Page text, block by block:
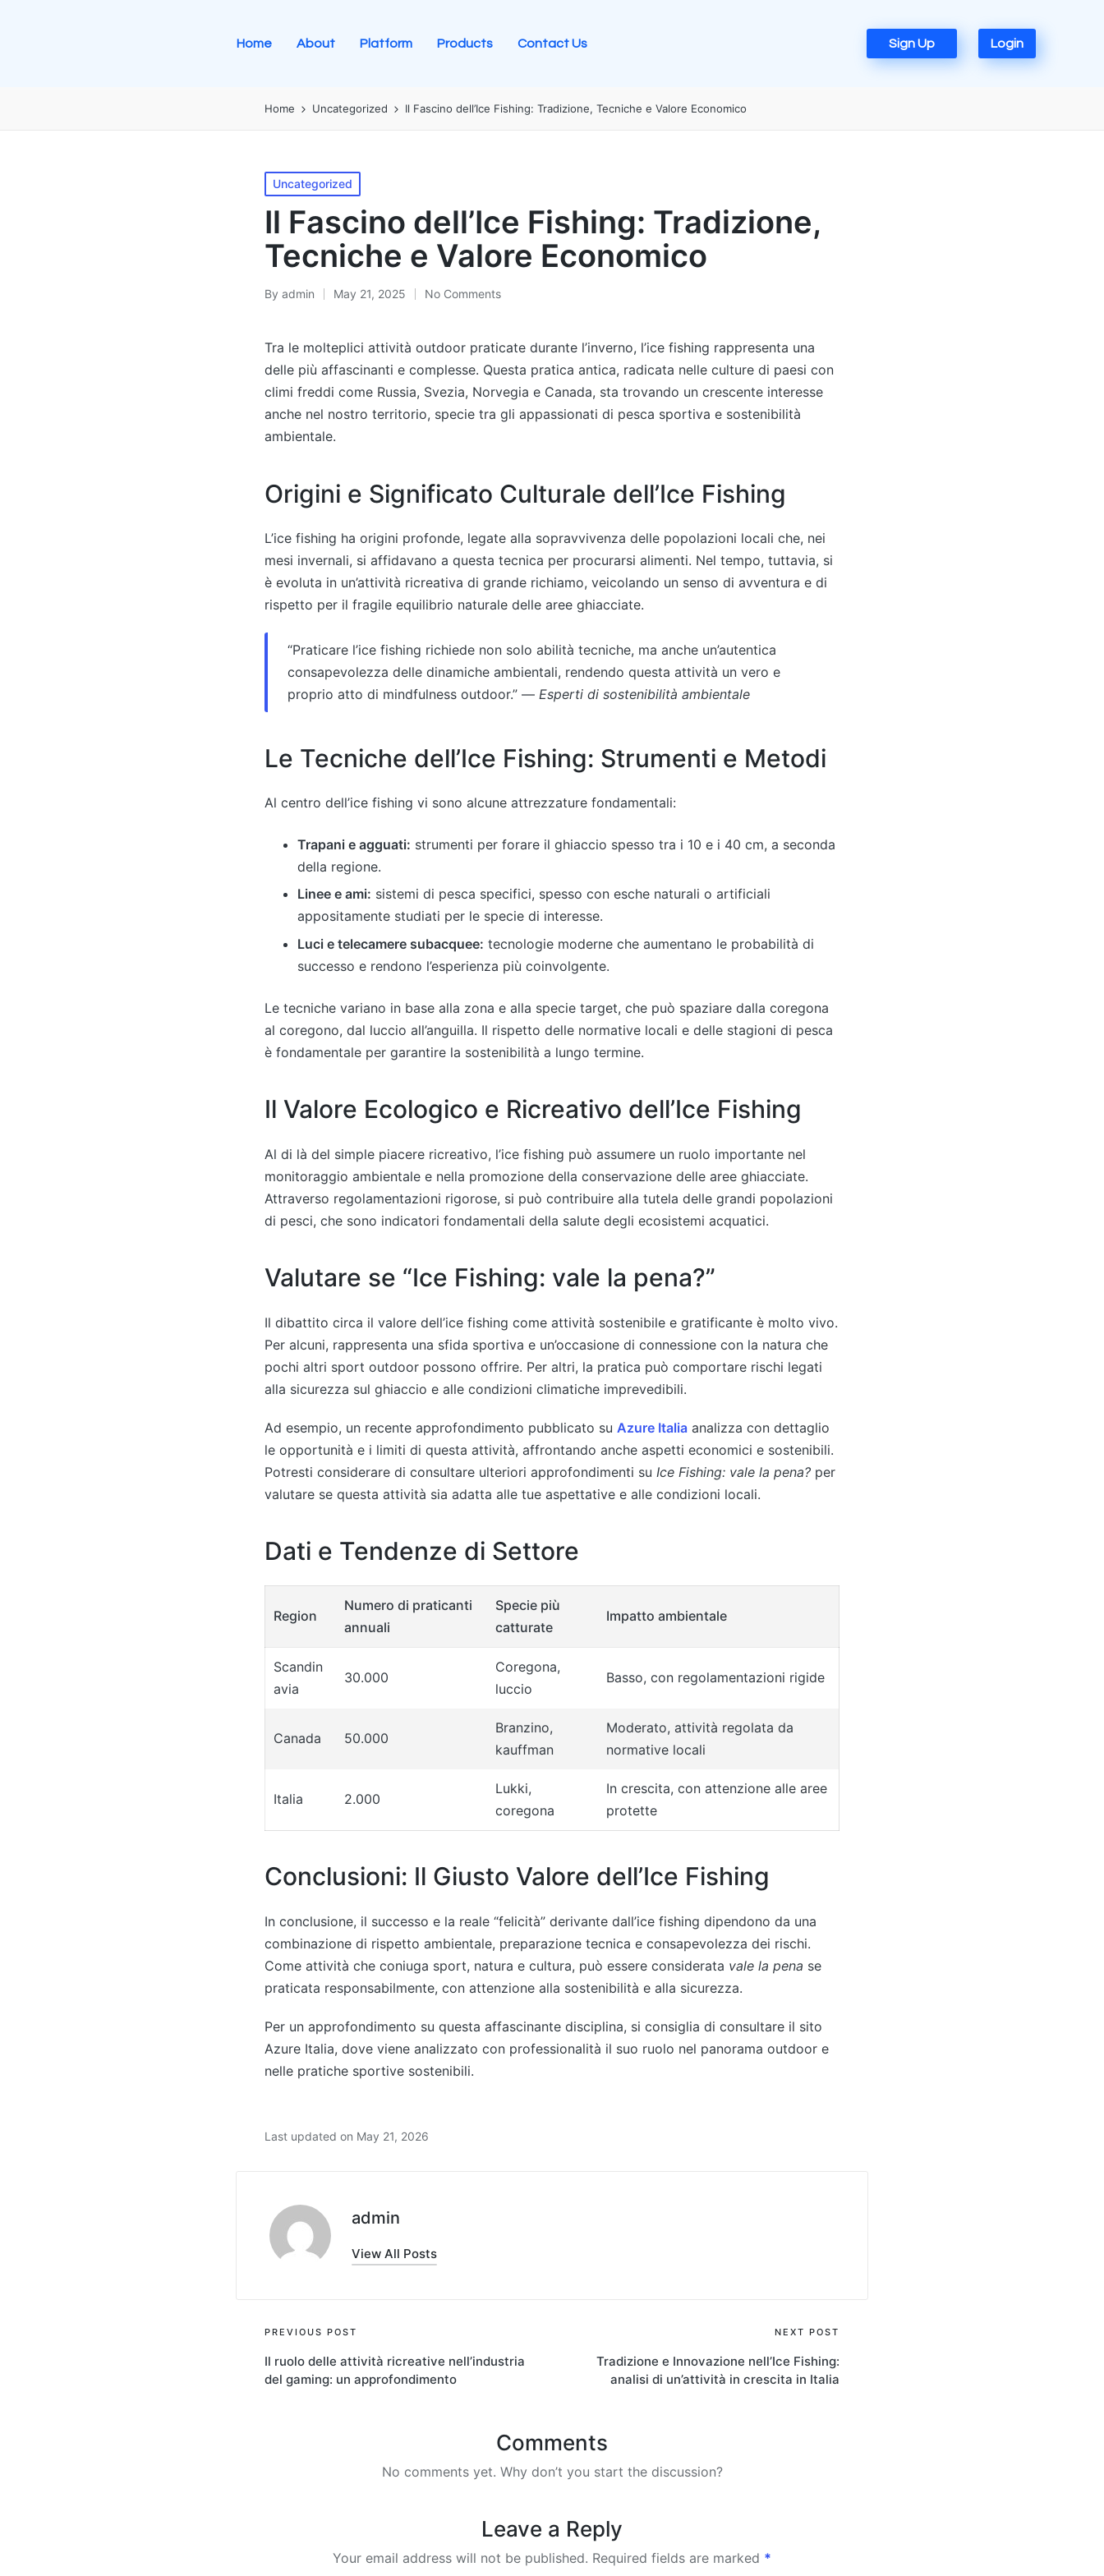
Home About Platform Products Contact Us Sign Up Login
Home Uncategorized Il Fascino dell’Ice Fishing: Tradizione, Tecniche e Valore Economico
Uncategorized
Il Fascino dell’Ice Fishing: Tradizione,
Tecniche e Valore Economico
By admin May 21, 2025 No Comments
Tra le molteplici attività outdoor praticate durante l’inverno, l’ice fishing rappresenta una
delle più affascinanti e complesse. Questa pratica antica, radicata nelle culture di paesi con
climi freddi come Russia, Svezia, Norvegia e Canada, sta trovando un crescente interesse
anche nel nostro territorio, specie tra gli appassionati di pesca sportiva e sostenibilità
ambientale.
Origini e Significato Culturale dell’Ice Fishing
L’ice fishing ha origini profonde, legate alla sopravvivenza delle popolazioni locali che, nei
mesi invernali, si affidavano a questa tecnica per procurarsi alimenti. Nel tempo, tuttavia, si
è evoluta in un’attività ricreativa di grande richiamo, veicolando un senso di avventura e di
rispetto per il fragile equilibrio naturale delle aree ghiacciate.
“Praticare l’ice fishing richiede non solo abilità tecniche, ma anche un’autentica
consapevolezza delle dinamiche ambientali, rendendo questa attività un vero e
proprio atto di mindfulness outdoor.” — Esperti di sostenibilità ambientale
Le Tecniche dell’Ice Fishing: Strumenti e Metodi
Al centro dell’ice fishing vi sono alcune attrezzature fondamentali:
Trapani e agguati: strumenti per forare il ghiaccio spesso tra i 10 e i 40 cm, a seconda
della regione.
Linee e ami: sistemi di pesca specifici, spesso con esche naturali o artificiali
appositamente studiati per le specie di interesse.
Luci e telecamere subacquee: tecnologie moderne che aumentano le probabilità di
successo e rendono l’esperienza più coinvolgente.
Le tecniche variano in base alla zona e alla specie target, che può spaziare dalla coregona
al coregono, dal luccio all’anguilla. Il rispetto delle normative locali e delle stagioni di pesca
è fondamentale per garantire la sostenibilità a lungo termine.
Il Valore Ecologico e Ricreativo dell’Ice Fishing
Al di là del simple piacere ricreativo, l’ice fishing può assumere un ruolo importante nel
monitoraggio ambientale e nella promozione della conservazione delle aree ghiacciate.
Attraverso regolamentazioni rigorose, si può contribuire alla tutela delle grandi popolazioni
di pesci, che sono indicatori fondamentali della salute degli ecosistemi acquatici.
Valutare se “Ice Fishing: vale la pena?”
Il dibattito circa il valore dell’ice fishing come attività sostenibile e gratificante è molto vivo.
Per alcuni, rappresenta una sfida sportiva e un’occasione di connessione con la natura che
pochi altri sport outdoor possono offrire. Per altri, la pratica può comportare rischi legati
alla sicurezza sul ghiaccio e alle condizioni climatiche imprevedibili.
Ad esempio, un recente approfondimento pubblicato su Azure Italia analizza con dettaglio
le opportunità e i limiti di questa attività, affrontando anche aspetti economici e sostenibili.
Potresti considerare di consultare ulteriori approfondimenti su Ice Fishing: vale la pena? per
valutare se questa attività sia adatta alle tue aspettative e alle condizioni locali.
Dati e Tendenze di Settore
Region
Numero di praticanti
annuali
Specie più
catturate
Impatto ambientale
Scandin
avia
30.000
Coregona,
luccio
Basso, con regolamentazioni rigide
Canada 50.000
Branzino,
kauffman
Moderato, attività regolata da
normative locali
Italia 2.000
Lukki,
coregona
In crescita, con attenzione alle aree
protette
Conclusioni: Il Giusto Valore dell’Ice Fishing
In conclusione, il successo e la reale “felicità” derivante dall’ice fishing dipendono da una
combinazione di rispetto ambientale, preparazione tecnica e consapevolezza dei rischi.
Come attività che coniuga sport, natura e cultura, può essere considerata vale la pena se
praticata responsabilmente, con attenzione alla sostenibilità e alla sicurezza.
Per un approfondimento su questa affascinante disciplina, si consiglia di consultare il sito
Azure Italia, dove viene analizzato con professionalità il suo ruolo nel panorama outdoor e
nelle pratiche sportive sostenibili.
Last updated on May 21, 2026
admin
View All Posts
PREVIOUS POST
Il ruolo delle attività ricreative nell’industria
del gaming: un approfondimento
NEXT POST
Tradizione e Innovazione nell’Ice Fishing:
analisi di un’attività in crescita in Italia
Comments
No comments yet. Why don’t you start the discussion?
Leave a Reply
Your email address will not be published. Required fields are marked *